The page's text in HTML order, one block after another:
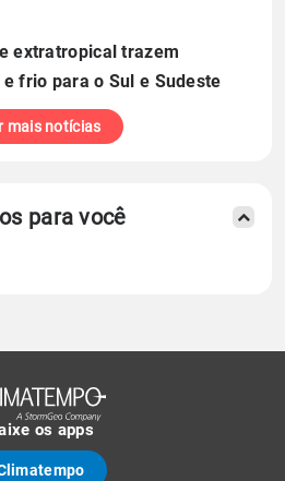
extratropical trazem
frio para o Sul e Sudeste
mais notícias
para você
os apps